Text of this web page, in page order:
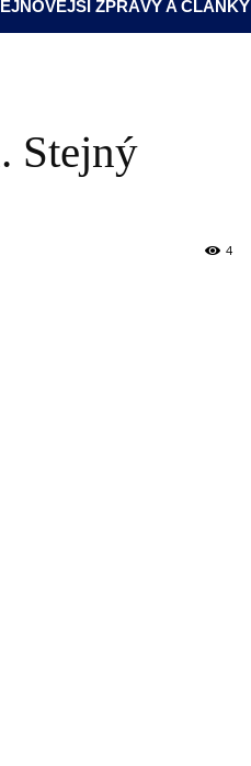
ZPRÁVY A ČLÁNKY
Stejný
4